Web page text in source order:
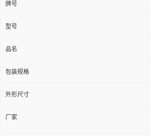
牌号
型号
品名
包装规格
外形尺寸
厂家